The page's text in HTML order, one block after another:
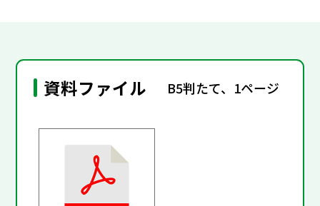
資料ファイル B5判たて、1ページ